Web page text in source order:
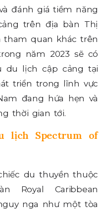
đánh giá tiềm năng
trên địa bàn Thị
tham quan khác trên
năm 2023 sẽ có
du lịch cập cảng tại
triển trong lĩnh vực
đang hứa hẹn và
thời gian tới.
lịch Spectrum of
du thuyền thuộc
Royal Caribbean
nga như một tòa